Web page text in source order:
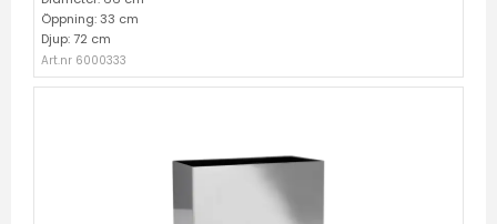
Öppning: 33 cm
Djup: 72 cm
Art.nr 6000333